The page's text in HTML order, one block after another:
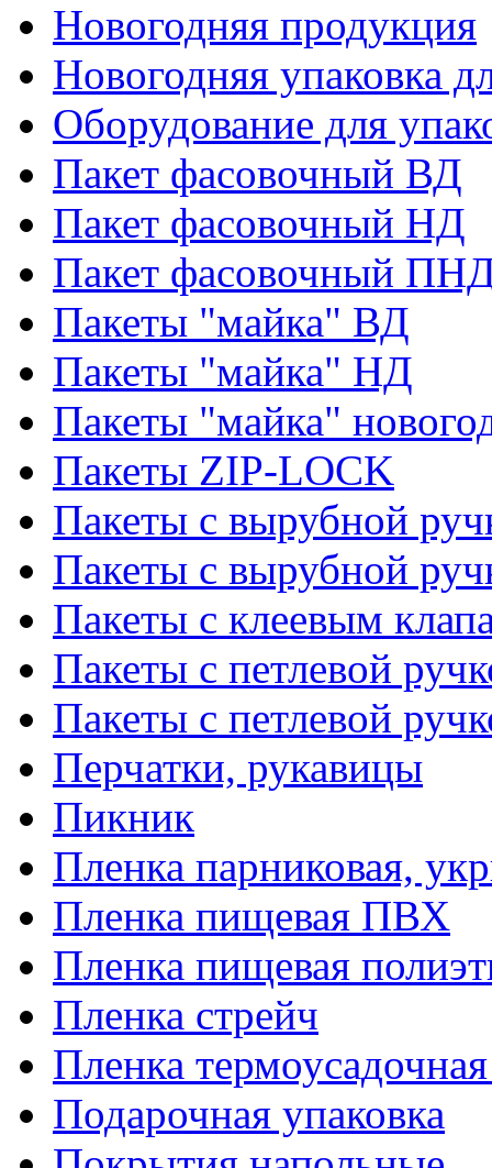
Новогодняя продукция
Новогодняя упаковка
Оборудование для
Пакет фасовочный ВД
Пакет фасовочный НД
Пакет фасовочный
Пакеты "майка" ВД
Пакеты "майка" НД
Пакеты "майка"
Пакеты ZIP-LOCK
Пакеты с вырубной
Пакеты с вырубной
Пакеты с клеевым
Пакеты с петлевой
Пакеты с петлевой
Перчатки, рукавицы
Пикник
Пленка парниковая,
Пленка пищевая ПВХ
Пленка пищевая
Пленка стрейч
Пленка
Подарочная упаковка